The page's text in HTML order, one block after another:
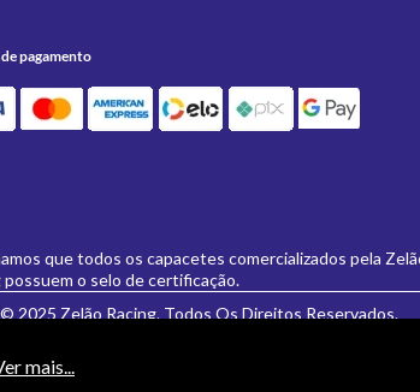
mais...
pagamento
que todos os capacetes comercializados pela
possuem o selo de certificação.
© 2025 Zelão Racing. Todos Os Direitos Reservados.